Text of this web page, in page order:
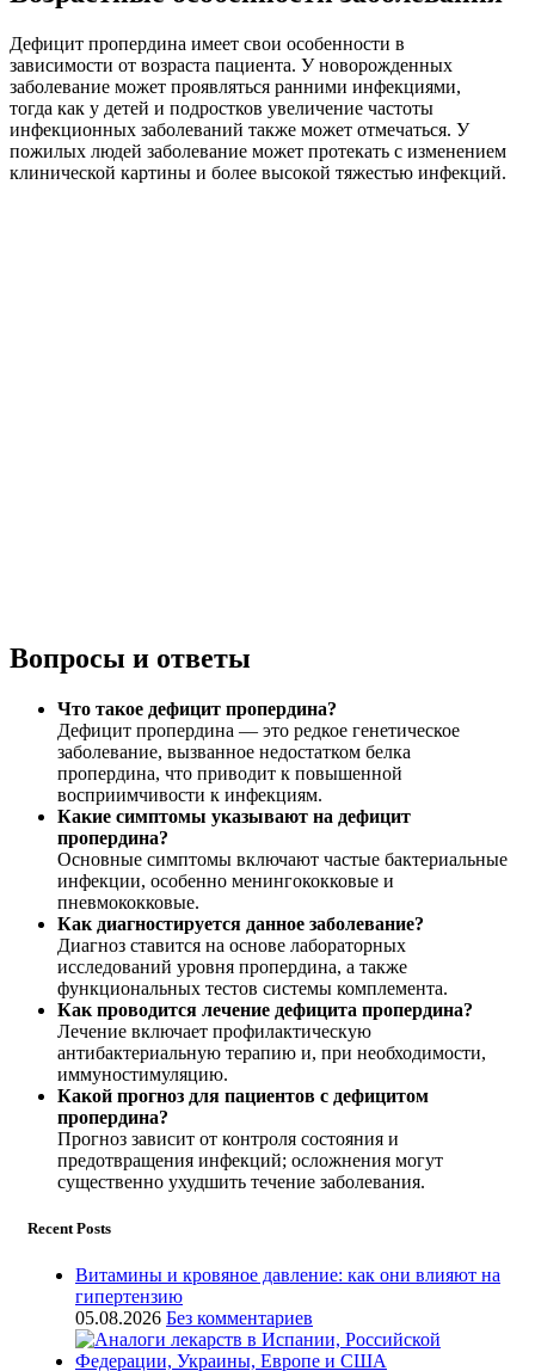
Дефицит пропердина имеет свои особенности в
зависимости от возраста пациента. У новорожденных
заболевание может проявляться ранними инфекциями,
тогда как у детей и подростков увеличение частоты
инфекционных заболеваний также может отмечаться. У
пожилых людей заболевание может протекать с изменением
клинической картины и более высокой тяжестью инфекций.
Вопросы и ответы
Что такое дефицит пропердина?
Дефицит пропердина — это редкое генетическое
заболевание, вызванное недостатком белка
пропердина, что приводит к повышенной
восприимчивости к инфекциям.
Какие симптомы указывают на дефицит
пропердина?
Основные симптомы включают частые бактериальные
инфекции, особенно менингококковые и
пневмококковые.
Как диагностируется данное заболевание?
Диагноз ставится на основе лабораторных
исследований уровня пропердина, а также
функциональных тестов системы комплемента.
Как проводится лечение дефицита пропердина?
Лечение включает профилактическую
антибактериальную терапию и, при необходимости,
иммуностимуляцию.
Какой прогноз для пациентов с дефицитом
пропердина?
Прогноз зависит от контроля состояния и
предотвращения инфекций; осложнения могут
существенно ухудшить течение заболевания.
Recent Posts
Витамины и кровяное давление: как они влияют на
гипертензию
05.08.2026 Без комментариев